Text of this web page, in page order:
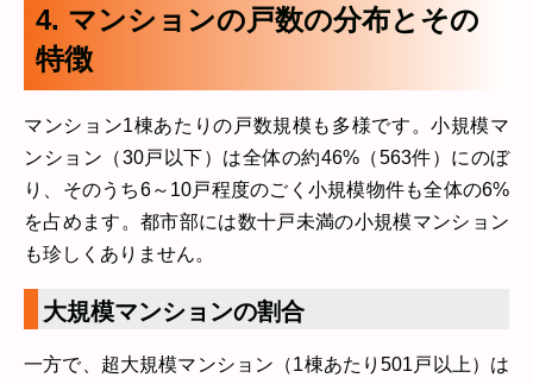
4. マンションの戸数の分布とその
特徴
マンション1棟あたりの戸数規模も多様です。小規模マ
ンション（30戸以下）は全体の約46%（563件）にのぼ
り、そのうち6～10戸程度のごく小規模物件も全体の6%
を占めます。都市部には数十戸未満の小規模マンション
も珍しくありません。
大規模マンションの割合
一方で、超大規模マンション（1棟あたり501戸以上）は